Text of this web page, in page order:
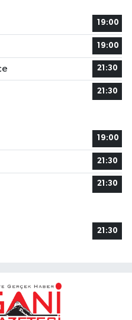
19:00
19:00
21:30
21:30
19:00
21:30
21:30
21:30